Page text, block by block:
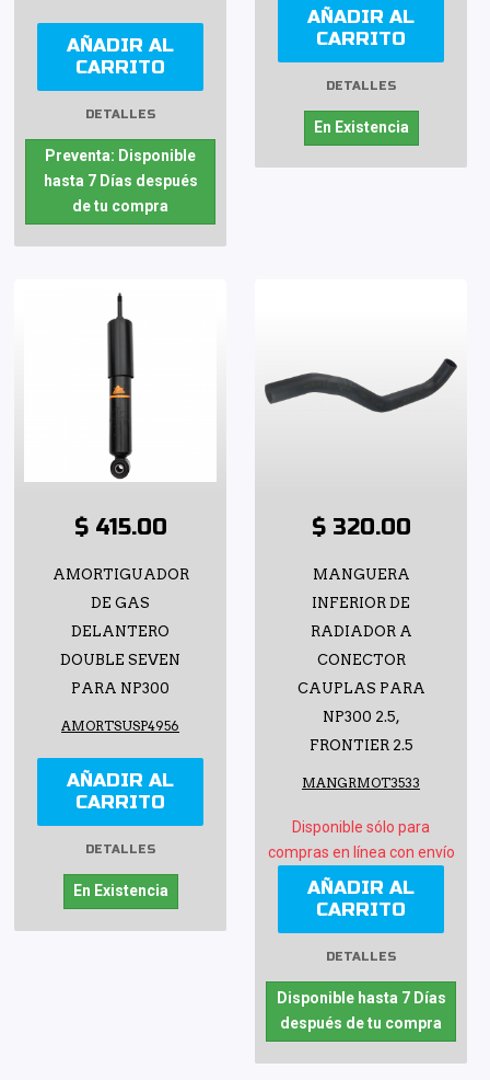
AÑADIR AL
CARRITO
DETALLES
Preventa: Disponible
hasta 7 Días después
de tu compra
AÑADIR AL
CARRITO
DETALLES
En Existencia
$ 415.00
AMORTIGUADOR
DE GAS
DELANTERO
DOUBLE SEVEN
PARA NP300
AMORTSUSP4956
AÑADIR AL
CARRITO
DETALLES
En Existencia
$ 320.00
MANGUERA
INFERIOR DE
RADIADOR A
CONECTOR
CAUPLAS PARA
NP300 2.5,
FRONTIER 2.5
MANGRMOT3533
Disponible sólo para
compras en línea con envío
AÑADIR AL
CARRITO
DETALLES
Disponible hasta 7 Días
después de tu compra